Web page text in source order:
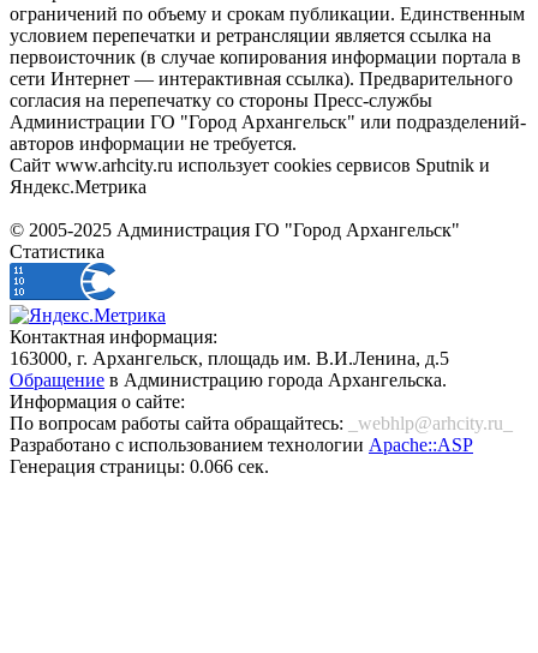
ограничений по объему и срокам публикации. Единственным
условием перепечатки и ретрансляции является ссылка на
первоисточник (в случае копирования информации портала в
сети Интернет — интерактивная ссылка). Предварительного
согласия на перепечатку со стороны Пресс-службы
Администрации ГО "Город Архангельск" или подразделений-
авторов информации не требуется.
Сайт www.arhcity.ru использует cookies сервисов Sputnik и
Яндекс.Метрика
© 2005-2025 Администрация ГО "Город Архангельск"
Статистика
Контактная информация:
163000, г. Архангельск, площадь им. В.И.Ленина, д.5
Обращение в Администрацию города Архангельска.
Информация о сайте:
По вопросам работы сайта обращайтесь:
_webhlp@arhcity.ru_
Разработано с использованием технологии Apache::ASP
Генерация страницы: 0.066 сек.